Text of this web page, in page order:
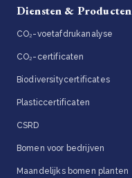
Diensten & Producten
CO₂-voetafdrukanalyse
CO₂-certificaten
Biodiversitycertificates
Plasticcertificaten
CSRD
Bomen voor bedrijven
Maandelijks bomen planten